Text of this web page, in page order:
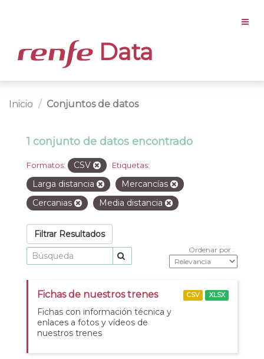
Data
Inicio Conjuntos de datos
1 conjunto de datos encontrado
Formatos: CSV Etiquetas:
Larga distancia
Mercancías
Cercanias
Media distancia
Filtrar Resultados
Ordenar por
Fichas de nuestros trenes
Fichas con información técnica y
enlaces a fotos y vídeos de
nuestros trenes
CSV XLSX